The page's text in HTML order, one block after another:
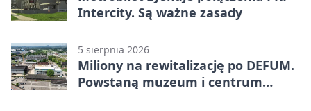
Intercity. Są ważne zasady
5 sierpnia 2026
Miliony na rewitalizację po DEFUM.
Powstaną muzeum i centrum